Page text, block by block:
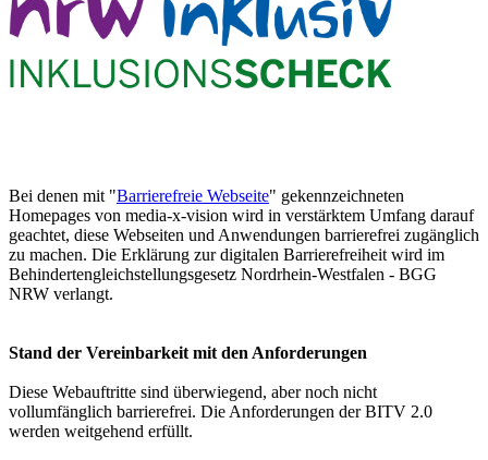
Bei denen mit "Barrierefreie Webseite" gekennzeichneten
Homepages von media-x-vision wird in verstärktem Umfang darauf
geachtet, diese Webseiten und Anwendungen barrierefrei zugänglich
zu machen. Die Erklärung zur digitalen Barrierefreiheit wird im
Behindertengleichstellungsgesetz Nordrhein-Westfalen - BGG
NRW verlangt.
Stand der Vereinbarkeit mit den Anforderungen
Diese Webauftritte sind überwiegend, aber noch nicht
vollumfänglich barrierefrei. Die Anforderungen der BITV 2.0
werden weitgehend erfüllt.